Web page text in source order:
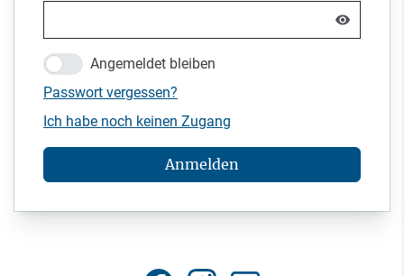
Angemeldet bleiben
Passwort vergessen?
Ich habe noch keinen Zugang
Anmelden